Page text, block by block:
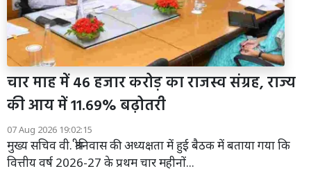
चार माह में 46 हजार करोड़ का राजस्व संग्रह, राज्य
की आय में 11.69% बढ़ोतरी
07 Aug 2026 19:02:15
मुख्य सचिव वी. श्रीनिवास की अध्यक्षता में हुई बैठक में बताया गया कि
वित्तीय वर्ष 2026-27 के प्रथम चार महीनों...